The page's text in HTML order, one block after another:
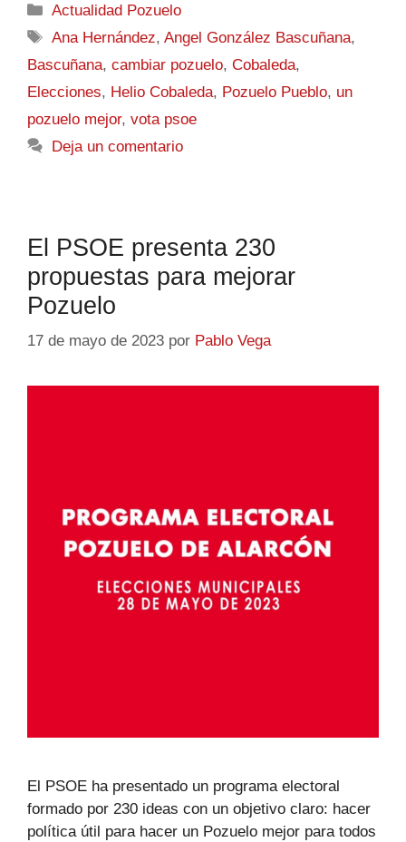
Actualidad Pozuelo
Ana Hernández,Angel González Bascuñana,
Bascuñana, cambiar pozuelo, Cobaleda,
Elecciones, Helio Cobaleda, Pozuelo Pueblo, un
pozuelo mejor, vota psoe
Deja un comentario
El PSOE presenta 230
propuestas para mejorar
Pozuelo
17 de mayo de 2023 por Pablo Vega
El PSOE ha presentado un programa electoral
formado por 230 ideas con un objetivo claro: hacer
política útil para hacer un Pozuelo mejor para todos